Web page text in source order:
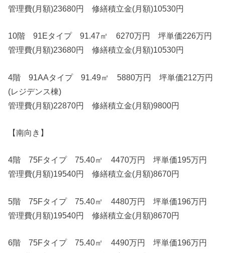
管理費(月額)23680円 修繕積立金(月額)10530円
10階 91Eタイプ 91.47㎡ 6270万円 坪単価226万円
管理費(月額)23680円 修繕積立金(月額)10530円
4階 91AAタイプ 91.49㎡ 5880万円 坪単価212万円
(レジデンス棟)
管理費(月額)22870円 修繕積立金(月額)9800円
【南向き】
4階 75Fタイプ 75.40㎡ 4470万円 坪単価195万円
管理費(月額)19540円 修繕積立金(月額)8670円
5階 75Fタイプ 75.40㎡ 4480万円 坪単価196万円
管理費(月額)19540円 修繕積立金(月額)8670円
6階 75Fタイプ 75.40㎡ 4490万円 坪単価196万円